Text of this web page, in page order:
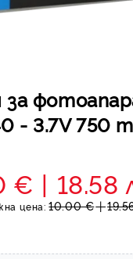
- 3.7V 750
€ 18.58
цена: 10.00 €